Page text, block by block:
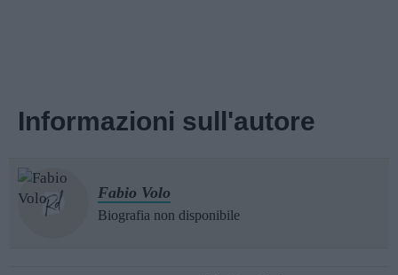
Informazioni sull'autore
Fabio Volo
Biografia non disponibile